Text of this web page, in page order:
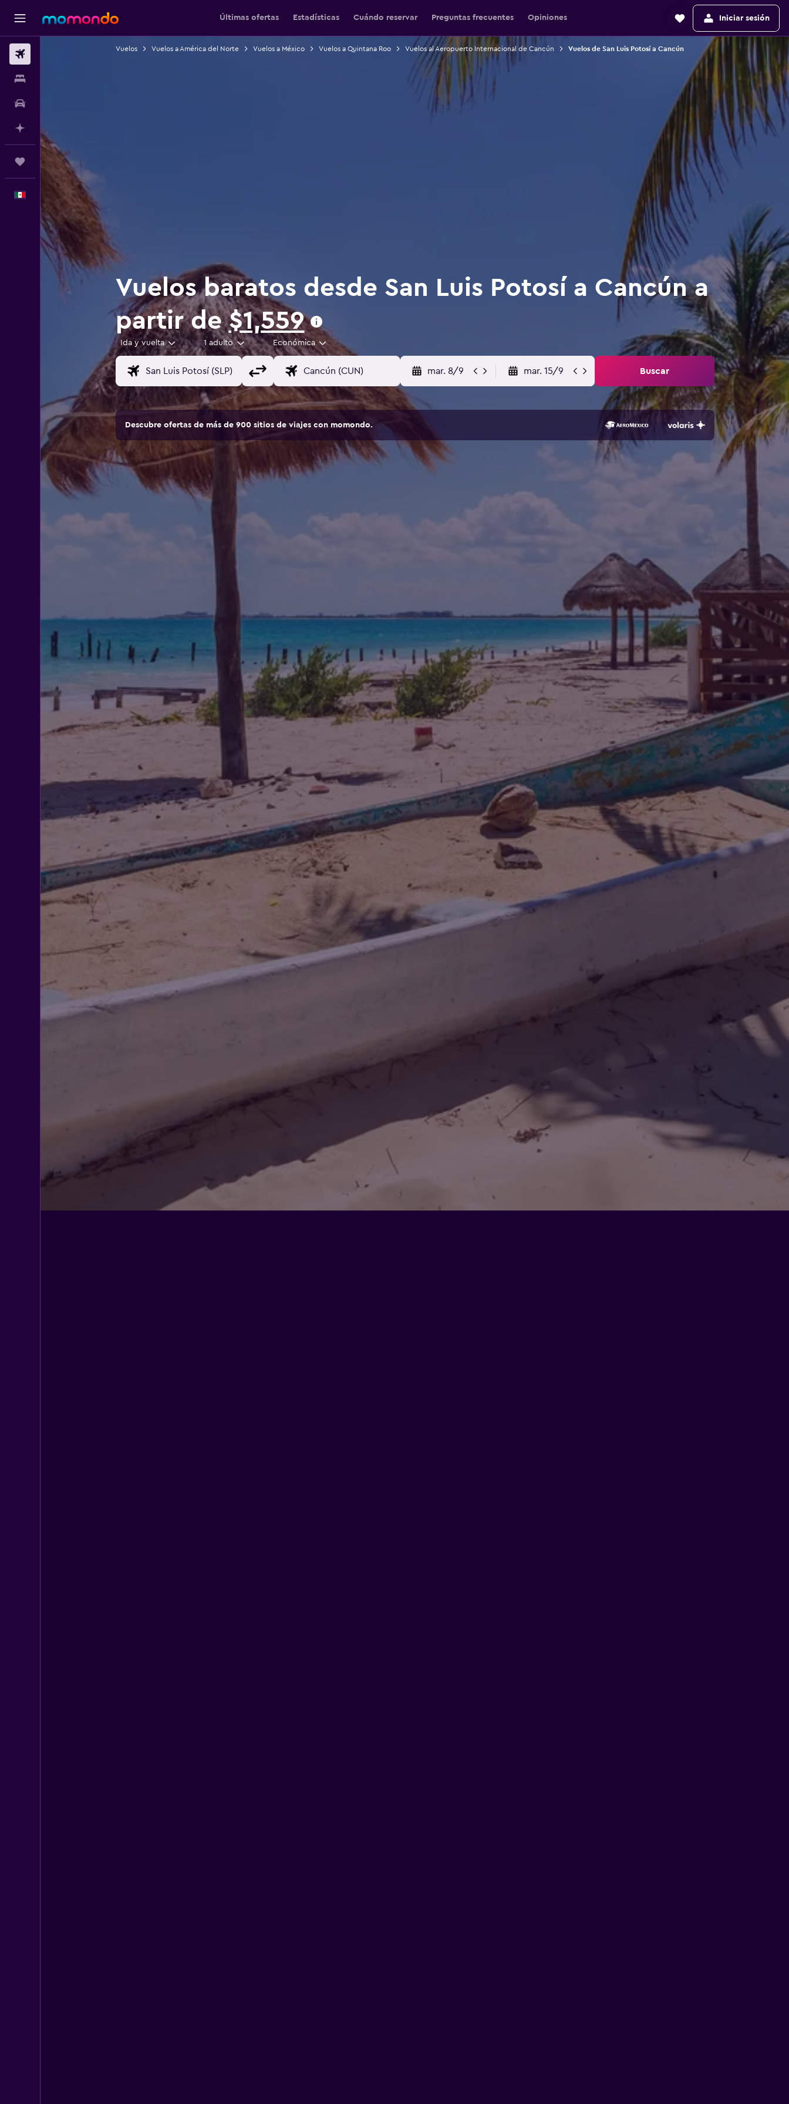
Últimas ofertas Estadísticas Cuándo reservar Preguntas frecuentes Opiniones Iniciar sesión
Planifica con IA
Trips
Español
Vuelos Vuelos a América del Norte Vuelos a México Vuelos a Quintana Roo Vuelos al Aeropuerto Internacional de Cancún Vuelos de San Luis Potosí a Cancún
Vuelos baratos desde San Luis Potosí a Cancún a
partir de$1,559
Ida y vuelta 1 adulto Económica
mar. 8/9 mar. 15/9 Buscar
Descubre ofertas de más de 900 sitios de viajes con momondo.